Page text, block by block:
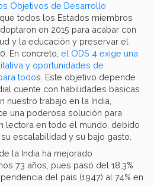
Objetivos de Desarrollo
que todos los Estados miembros
en 2015 para acabar con
y la educación y preservar el
En concreto, el ODS 4 exige una
y oportunidades de
todos. Este objetivo depende
cuente con habilidades básicas
nuestro trabajo en la India,
una poderosa solución para
lectora en todo el mundo, debido
escalabilidad y su bajo gasto.
la India ha mejorado
73 años, pues pasó del 18,3%
del país (1947) al 74% en